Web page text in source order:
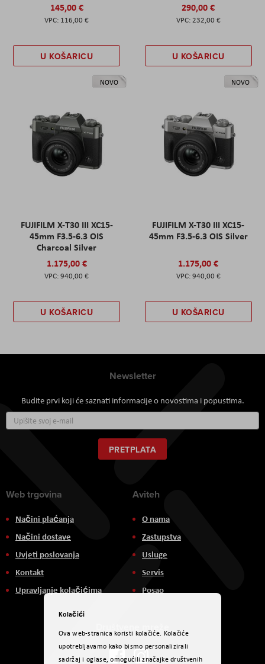
145,00 €
116,00 €
U KOŠARICU
290,00 €
232,00 €
U KOŠARICU
NOVO
FUJIFILM X-T30 III XC15-
45mm F3.5-6.3 OIS
Charcoal Silver
1.175,00 €
940,00 €
U KOŠARICU
NOVO
FUJIFILM X-T30 III XC15-
45mm F3.5-6.3 OIS Silver
1.175,00 €
940,00 €
U KOŠARICU
Newsletter
Budite prvi koji će saznati informacije o novostima i popustima.
se
za
naš
newsletter:
PRETPLATA
Web trgovina
Načini plaćanja
Načini dostave
Uvjeti poslovanja
Kontakt
Upravljanje kolačićima
Aviteh
O nama
Zastupstva
Usluge
Servis
Posao
Društvene mreže
Kolačići
Ova web-stranica koristi kolačiće. Kolačiće
upotrebljavamo kako bismo personalizirali
sadržaj i oglase, omogućili značajke društvenih